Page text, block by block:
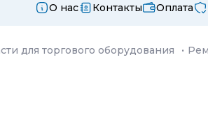
О нас Контакты Оплата
для торгового оборудования ·